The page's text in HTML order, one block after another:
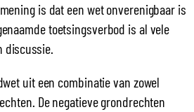
is dat een wet onverenigbaar is
toetsingsverbod is al vele
discussie.
uit een combinatie van zowel
De negatieve grondrechten